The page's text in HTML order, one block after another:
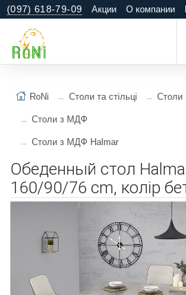
(097) 618-79-09 Акции О компании
RoNi Столи та стільці Столи
Столи з МДФ
Столи з МДФ Halmar
Обеденный стол
160/90/76 cm, колір